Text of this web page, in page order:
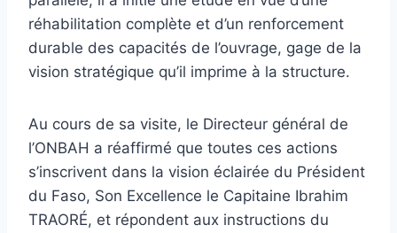
réhabilitation complète et d’un renforcement
durable des capacités de l’ouvrage, gage de la
vision stratégique qu’il imprime à la structure.
Au cours de sa visite, le Directeur général de
l’ONBAH a réaffirmé que toutes ces actions
s’inscrivent dans la vision éclairée du Président
du Faso, Son Excellence le Capitaine Ibrahim
TRAORÉ, et répondent aux instructions du